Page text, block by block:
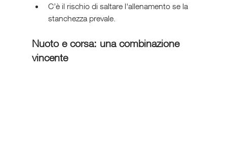
C’è il rischio di saltare l'allenamento se la
stanchezza prevale.
Nuoto e corsa: una combinazione
vincente